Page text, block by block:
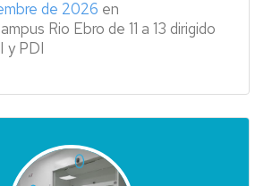
de 2026 en
Rio Ebro de 11 a 13 dirigido
y PDI